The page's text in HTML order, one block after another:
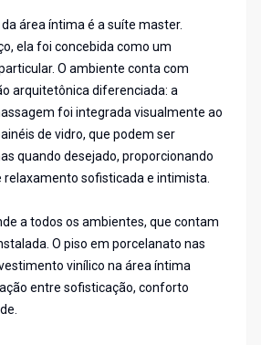
área íntima é a suíte master.
ela foi concebida como um
O ambiente conta com
arquitetônica diferenciada: a
foi integrada visualmente ao
de vidro, que podem ser
quando desejado, proporcionando
relaxamento sofisticada e intimista.
a todos os ambientes, que contam
O piso em porcelanato nas
vinílico na área íntima
entre sofisticação, conforto